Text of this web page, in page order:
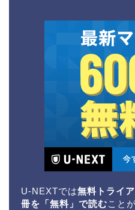
U-NEXTでは無料トライ
冊を「無料」で読むこと